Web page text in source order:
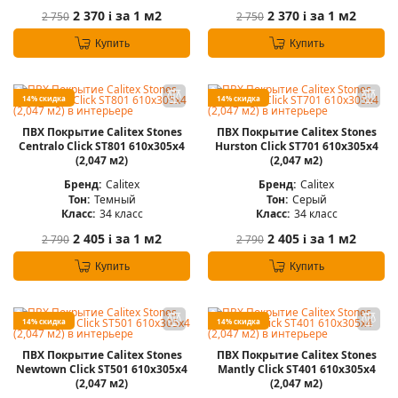
2 750 2 370 i за 1 м2
Купить
2 750 2 370 i за 1 м2
Купить
14% скидка
ПВХ Покрытие Calitex Stones
Centralo Click ST801 610x305x4
(2,047 м2)
Бренд: Calitex
Тон: Темный
Класс: 34 класс
2 790 2 405 i за 1 м2
Купить
14% скидка
ПВХ Покрытие Calitex Stones
Hurston Click ST701 610x305x4
(2,047 м2)
Бренд: Calitex
Тон: Серый
Класс: 34 класс
2 790 2 405 i за 1 м2
Купить
14% скидка
ПВХ Покрытие Calitex Stones
Newtown Click ST501 610x305x4
(2,047 м2)
14% скидка
ПВХ Покрытие Calitex Stones
Mantly Click ST401 610x305x4
(2,047 м2)